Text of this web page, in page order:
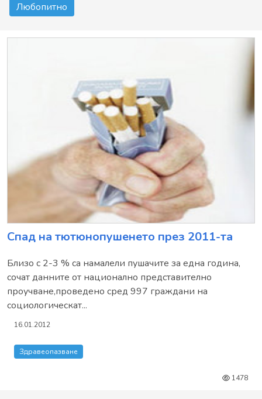
Любопитно
Спад на тютюнопушенето през 2011-та
Близо с 2-3 % са намалели пушачите за една година,
сочат данните от национално представително
проучване,проведено сред 997 граждани на
социологическат...
16.01.2012
Здравеопазване
1478